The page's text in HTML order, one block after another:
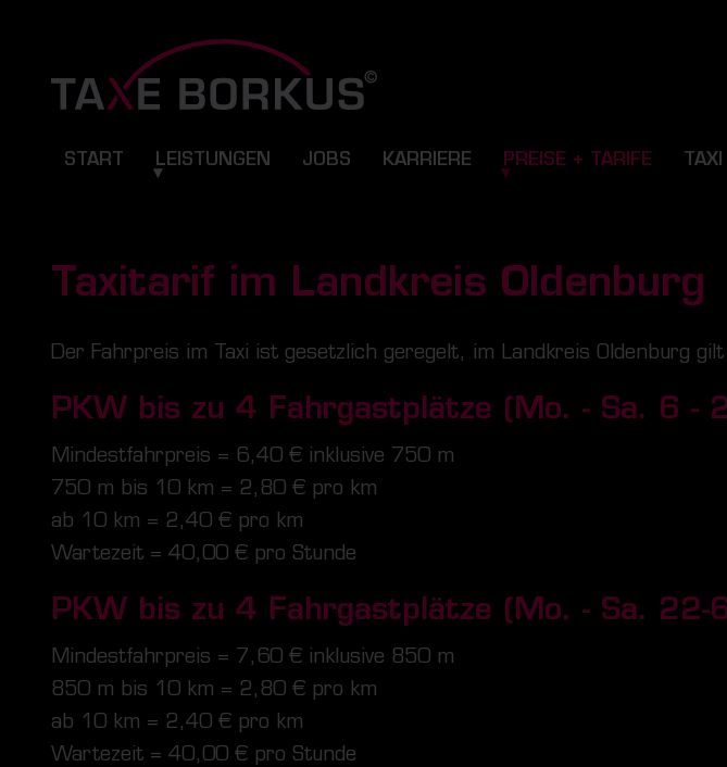
START LEISTUNGEN JOBS KARRIERE PREISE + TARIFE
Taxitarif im Landkreis Oldenburg
Der Fahrpreis im Taxi ist gesetzlich geregelt, im Landkreis Oldenburg
PKW bis zu 4 Fahrgastplätze (Mo. - Sa. 6 -
Mindestfahrpreis = 6,40 € inklusive 750 m
750 m bis 10 km = 2,80 € pro km
ab 10 km = 2,40 € pro km
Wartezeit = 40,00 € pro Stunde
PKW bis zu 4 Fahrgastplätze (Mo. - Sa. 22-
Mindestfahrpreis = 7,60 € inklusive 850 m
850 m bis 10 km = 2,80 € pro km
ab 10 km = 2,40 € pro km
Wartezeit = 40,00 € pro Stunde